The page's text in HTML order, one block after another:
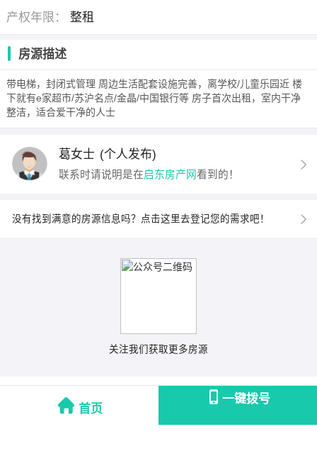
首页
一键拨号
产权年限：
整租
房源描述
带电梯，封闭式管理 周边生活配套设施完善，离学校/儿童乐园近 楼
下就有e家超市/苏沪名点/金晶/中国银行等 房子首次出租，室内干净
整洁，适合爱干净的人士
葛女士 (个人发布)
联系时请说明是在启东房产网看到的！
没有找到满意的房源信息吗？点击这里去登记您的需求吧！
关注我们获取更多房源